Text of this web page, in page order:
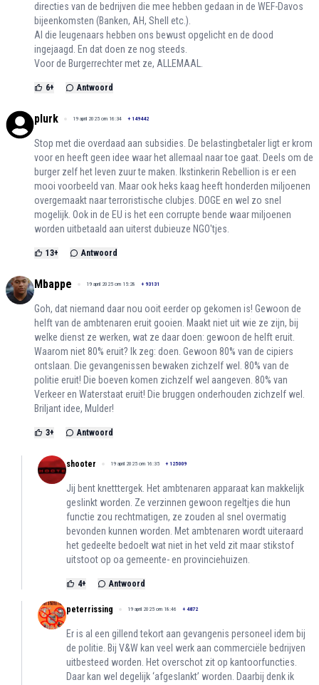
directies van de bedrijven die mee hebben gedaan in de WEF-Davos
bijeenkomsten (Banken, AH, Shell etc.).
Al die leugenaars hebben ons bewust opgelicht en de dood
ingejaagd. En dat doen ze nog steeds.
Voor de Burgerrechter met ze, ALLEMAAL.
6+ Antwoord
plurk 19 april 2025 om 16:34 + 149442
Stop met die overdaad aan subsidies. De belastingbetaler ligt er krom
voor en heeft geen idee waar het allemaal naar toe gaat. Deels om de
burger zelf het leven zuur te maken. Ikstinkerin Rebellion is er een
mooi voorbeeld van. Maar ook heks kaag heeft honderden miljoenen
overgemaakt naar terroristische clubjes. DOGE en wel zo snel
mogelijk. Ook in de EU is het een corrupte bende waar miljoenen
worden uitbetaald aan uiterst dubieuze NGO'tjes.
13+ Antwoord
Mbappe 19 april 2025 om 15:28 + 93131
Goh, dat niemand daar nou ooit eerder op gekomen is! Gewoon de
helft van de ambtenaren eruit gooien. Maakt niet uit wie ze zijn, bij
welke dienst ze werken, wat ze daar doen: gewoon de helft eruit.
Waarom niet 80% eruit? Ik zeg: doen. Gewoon 80% van de cipiers
ontslaan. Die gevangenissen bewaken zichzelf wel. 80% van de
politie eruit! Die boeven komen zichzelf wel aangeven. 80% van
Verkeer en Waterstaat eruit! Die bruggen onderhouden zichzelf wel.
Briljant idee, Mulder!
3+ Antwoord
shooter 19 april 2025 om 16:35 + 125009
Jij bent knetttergek. Het ambtenaren apparaat kan makkelijk
geslinkt worden. Ze verzinnen gewoon regeltjes die hun
functie zou rechtmatigen, ze zouden al snel overmatig
bevonden kunnen worden. Met ambtenaren wordt uiteraard
het gedeelte bedoelt wat niet in het veld zit maar stikstof
uitstoot op oa gemeente- en provinciehuizen.
4+ Antwoord
peterrissing 19 april 2025 om 18:46 + 4872
Er is al een gillend tekort aan gevangenis personeel idem bij
de politie. Bij V&W kan veel werk aan commerciële bedrijven
uitbesteed worden. Het overschot zit op kantoorfuncties.
Daar kan wel degelijk ‘afgeslankt’ worden. Daarbij denk ik